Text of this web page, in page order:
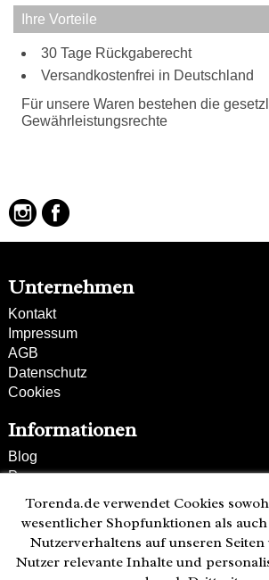
Reißverschlussfach
Handysteckfach
Steckfach
Tragweise:
Henkel
Schulterriemen
Ihre Vorteile
30 Tage Rückgaberecht
Versandkostenfrei in Deutschland
Für unsere Waren bestehen die
Gewährleistungsrechte
Unternehmen
Kontakt
Impressum
AGB
Datenschutz
Cookies
Informationen
Blog
Presse
Partner
Versand und Zahlung
Bestellung wiederrufen
Kunden-Hotline
Torenda.de verwendet Cookies
wesentlicher Shopfunktionen als
Nutzerverhaltens auf unseren
Nutzer relevante Inhalte und